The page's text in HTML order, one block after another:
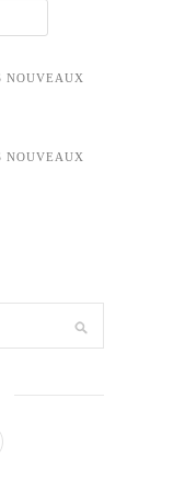
NOUVEAUX
NOUVEAUX